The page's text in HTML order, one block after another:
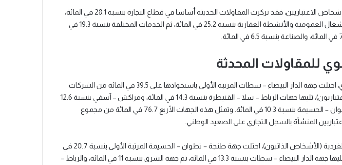
أما من حيث أنشطة الأشخاص الاعتباريين، فقد تركزت المقاولات الحديثة أساسا في قطاع التجارة بنسبة 28.1 في المائة،
تليها أنشطة البناء والأشغال العمومية والأنشطة العقارية بنسبة 25.2 في المائة، ثم الخدمات المختلفة بنسبة 19.3 في
للمقاولات المحدثة
وعلى المستوى الجهوي، احتلت جهة الدار البيضاء – سطات المرتبة الأولى باستحواذها على 39.5 في المائة من الشركات
المحدثة (الأشخاص الاعتباريون)، تليها جهات الرباط – سلا – القنيطرة بنسبة 14.3 في المائة، ومراكش – آسفي بنسبة 12.6
في المائة، وطنجة – تطوان – الحسيمة بنسبة 10.3 في المائة. وتمثل هذه الجهات الأربع 76.7 في المائة من مجموع
المنشأة بالسجل التجاري على الصعيد الوطني.
وبخصوص المقاولات الفردية (الأشخاص الذاتيون)، احتلت جهة طنجة – تطوان – الحسيمة المرتبة الأولى بنسبة 20.7 في
المائة من التسجيلات، تليها جهة الدار البيضاء – سطات بنسبة 13.3 في المائة، ثم جهة الشرق بنسبة 11 في المائة، والرباط –